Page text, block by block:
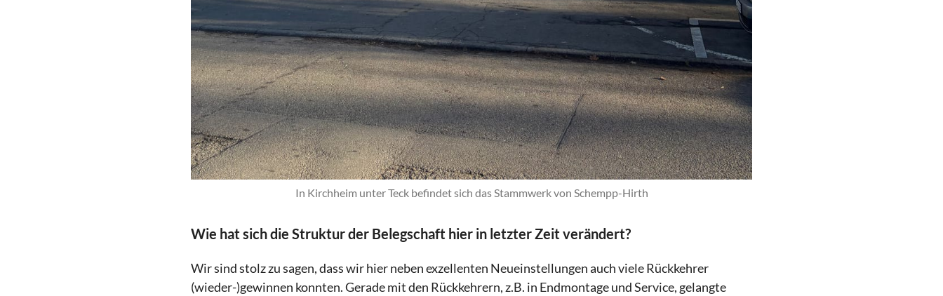
In Kirchheim unter Teck befindet sich das Stammwerk von Schempp-Hirth
Wie hat sich die Struktur der Belegschaft hier in letzter Zeit verändert?
Wir sind stolz zu sagen, dass wir hier neben exzellenten Neueinstellungen auch viele Rückkehrer
(wieder-)gewinnen konnten. Gerade mit den Rückkehrern, z.B. in Endmontage und Service, gelangte